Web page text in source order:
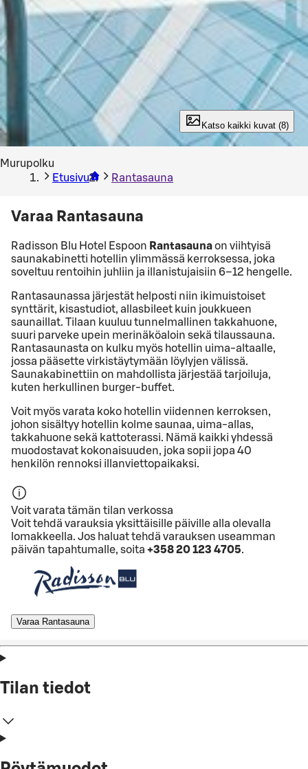
Katso kaikki kuvat (8)
Murupolku
Etusivu
Rantasauna
Varaa Rantasauna
Radisson Blu Hotel Espoon Rantasaunaon viihtyisä
saunakabinetti hotellin ylimmässä kerroksessa, joka
soveltuu rentoihin juhliin ja illanistujaisiin 6–12 hengelle.
Rantasaunassa järjestät helposti niin ikimuistoiset
synttärit, kisastudiot, allasbileet kuin joukkueen
saunaillat. Tilaan kuuluu tunnelmallinen takkahuone,
suuri parveke upein merinäköaloin sekä tilaussauna.
Rantasaunasta on kulku myös hotellin uima-altaalle,
jossa pääsette virkistäytymään löylyjen välissä.
Saunakabinettiin on mahdollista järjestää tarjoiluja,
kuten herkullinen burger-buffet.
Voit myös varata koko hotellin viidennen kerroksen,
johon sisältyy hotellin kolme saunaa, uima-allas,
takkahuone sekä kattoterassi. Nämä kaikki yhdessä
muodostavat kokonaisuuden, joka sopii jopa 40
henkilön rennoksi illanviettopaikaksi.
Voit varata tämän tilan verkossa
Voit tehdä varauksia yksittäisille päiville alla olevalla
lomakkeella. Jos haluat tehdä varauksen useamman
päivän tapahtumalle, soita +358 20 123 4705.
Varaa Rantasauna
Tilan tiedot